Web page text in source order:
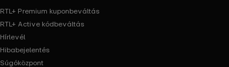
RTL+ Premium kuponbeváltás
RTL+ Active kódbeváltás
Hírlevél
Hibabejelentés
Súgóközpont